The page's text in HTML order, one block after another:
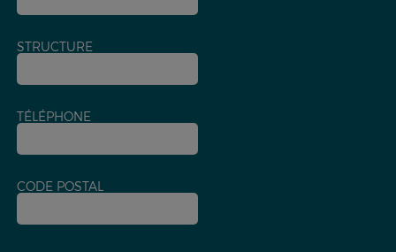
STRUCTURE
TÉLÉPHONE
CODE POSTAL